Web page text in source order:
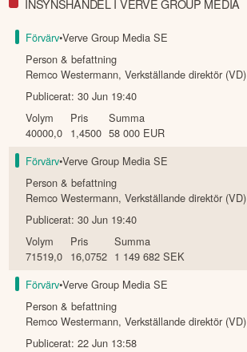
INSYNSHANDEL I VERVE GROUP MEDIA
Förvärv•Verve Group Media SE
Person & befattning
Remco Westermann,Verkställande direktör (VD)
Publicerat:30 Jun 19:40
Volym
40000,0
Pris
1,4500
Summa
58 000 EUR
Förvärv•Verve Group Media SE
Person & befattning
Remco Westermann,Verkställande direktör (VD)
Publicerat:30 Jun 19:40
Volym
71519,0
Pris
16,0752
Summa
1 149 682 SEK
Förvärv•Verve Group Media SE
Person & befattning
Remco Westermann,Verkställande direktör (VD)
Publicerat:22 Jun 13:58